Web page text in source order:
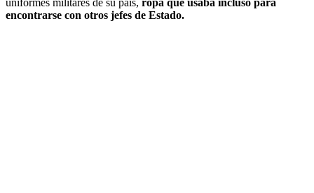
uniformes militares de su país, ropa que usaba incluso para
encontrarse con otros jefes de Estado.